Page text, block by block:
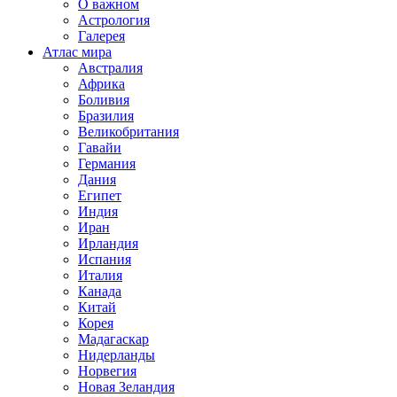
О важном
Астрология
Галерея
Атлас мира
Австралия
Африка
Боливия
Бразилия
Великобритания
Гавайи
Германия
Дания
Египет
Индия
Иран
Ирландия
Испания
Италия
Канада
Китай
Корея
Мадагаскар
Нидерланды
Норвегия
Новая Зеландия